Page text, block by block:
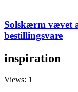
Solskærm vævet
bestillingsvare
inspiration
Views: 1